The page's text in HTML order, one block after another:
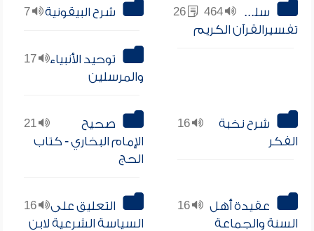
464 سلسلة
تفسيرالقرآن الكريم
7 شرح البيقونية
17
توحيد الأنبياء
والمرسلين
16
شرح نخبة
الفكر
21
صحيح
الإمام البخاري - كتاب
الحج
16
عقيدة أهل
السنة والجماعة
16
التعليق على
السياسة الشرعية لابن